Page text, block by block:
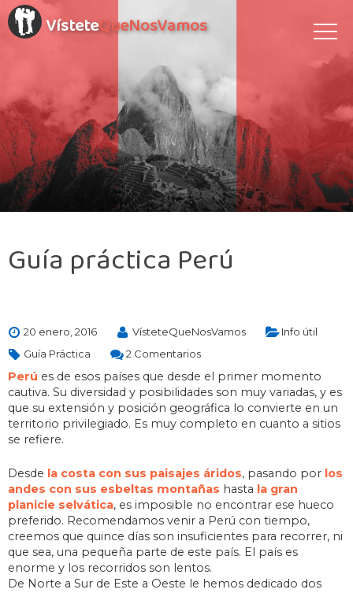
VísteteQueNosVamos
Guía práctica Perú
20 enero, 2016 VísteteQueNosVamos
Info útil
Guía Práctica
2 Comentarios
Perú es de esos países que desde el primer momento
cautiva. Su diversidad y posibilidades son muy variadas, y es
que su extensión y posición geográfica lo convierte en un
territorio privilegiado. Es muy completo en cuanto a sitios
se refiere.
Desde la costa con sus paisajes áridos, pasando por los
andes con sus esbeltas montañas hasta la gran
planicie selvática, es imposible no encontrar ese hueco
preferido. Recomendamos venir a Perú con tiempo,
creemos que quince días son insuficientes para recorrer, ni
que sea, una pequeña parte de este país. El país es
enorme y los recorridos son lentos.
De Norte a Sur de Este a Oeste le hemos dedicado dos